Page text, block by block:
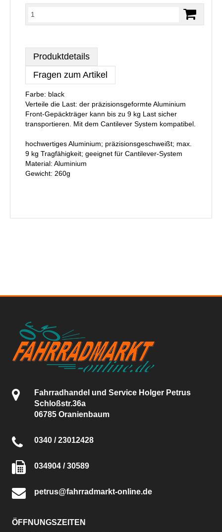
Produktdetails
Fragen zum Artikel
Farbe: black
Verteile die Last: der präzisionsgeformte Aluminium
Front-Gepäckträger kann bis zu 9 kg Last sicher
transportieren. Mit dem Cantilever System kompatibel.
hochwertiges Aluminium; präzisionsgeschweißt; max.
9 kg Tragfähigkeit; geeignet für Cantilever-System
Material: Aluminium
Gewicht: 260g
Fahrradhandel und Service Holger Petrus
Schloßstr.36a
06785 Oranienbaum
0340 / 23012428
034904 / 30589
petrus@fahrradmarkt-online.de
ÖFFNUNGSZEITEN